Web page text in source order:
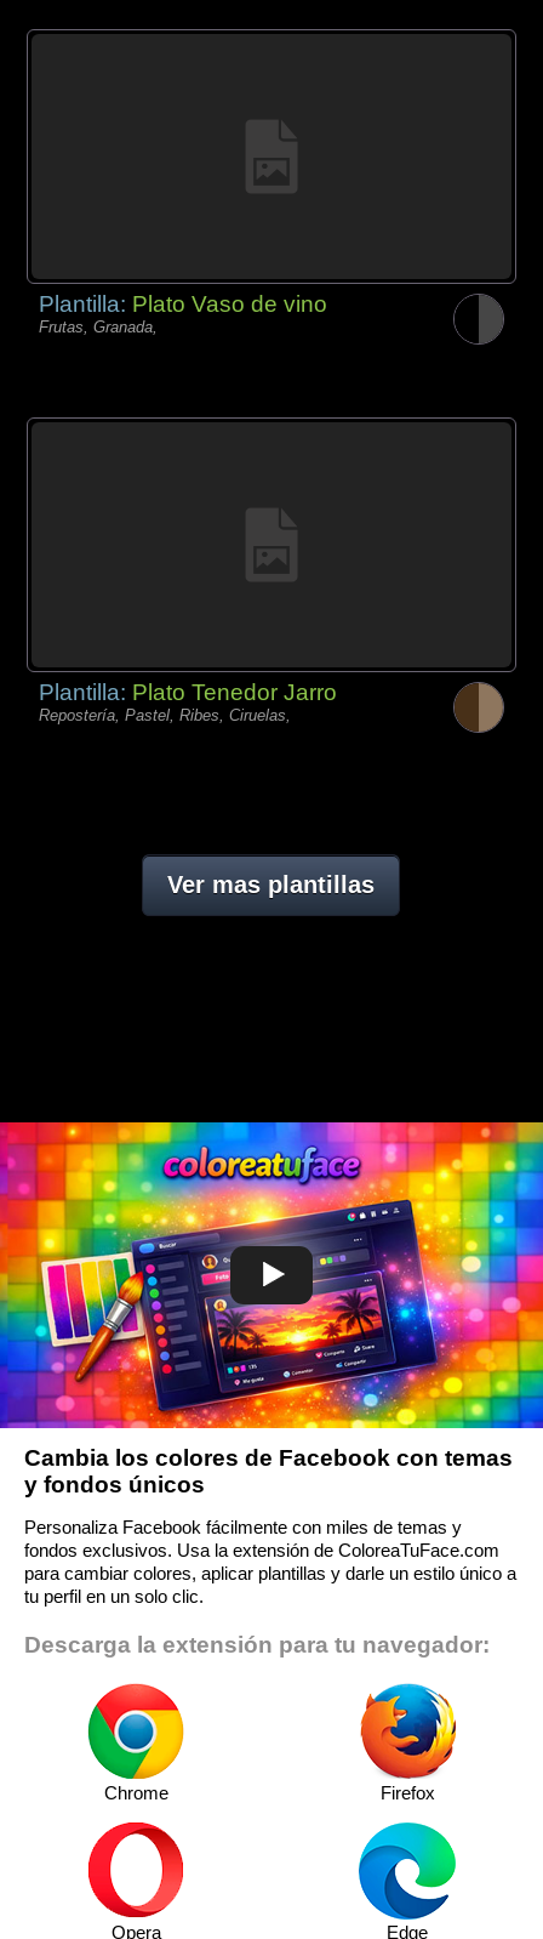
Plantilla: Plato Vaso de vino
Frutas, Granada,
Plantilla: Plato Tenedor Jarro
Repostería, Pastel, Ribes, Ciruelas,
Ver mas plantillas
Cambia los colores de Facebook con temas
y fondos únicos
Personaliza Facebook fácilmente con miles de temas y
fondos exclusivos. Usa la extensión de ColoreaTuFace.com
para cambiar colores, aplicar plantillas y darle un estilo único a
tu perfil en un solo clic.
Descarga la extensión para tu navegador:
Chrome Firefox
Opera Edge